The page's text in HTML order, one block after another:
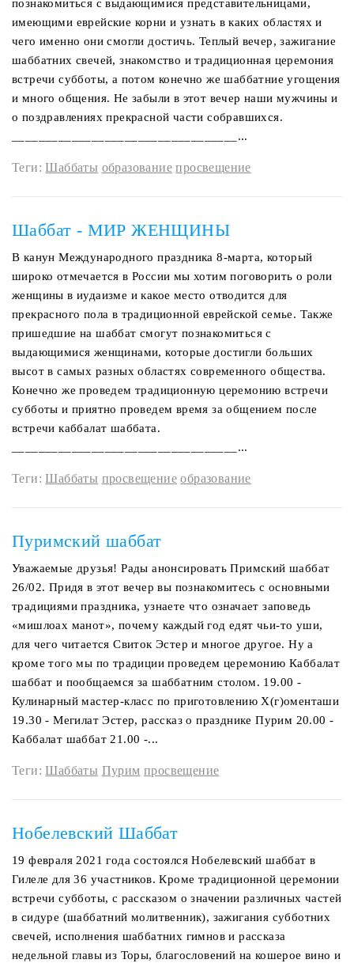
познакомиться с выдающимися представительницами,
имеющими еврейские корни и узнать в каких областях и
чего именно они смогли достичь. Теплый вечер, зажигание
шаббатних свечей, знакомство и традиционная церемония
встречи субботы, а потом конечно же шаббатние угощения
и много общения. Не забыли в этот вечер наши мужчины и
о поздравлениях прекрасной части собравшихся.
__________________________________...
Теги:Шаббаты образование просвещение
Шаббат - МИР ЖЕНЩИНЫ
В канун Международного праздника 8-марта, который
широко отмечается в России мы хотим поговорить о роли
женщины в иудаизме и какое место отводится для
прекрасного пола в традиционной еврейской семье. Также
пришедшие на шаббат смогут познакомиться с
выдающимися женщинами, которые достигли больших
высот в самых разных областях современного общества.
Конечно же проведем традиционную церемонию встречи
субботы и приятно проведем время за общением после
встречи каббалат шаббата.
__________________________________...
Теги:Шаббаты просвещение образование
Пуримский шаббат
Уважаемые друзья! Рады анонсировать Примский шаббат
26/02. Придя в этот вечер вы познакомитесь с основными
традициями праздника, узнаете что означает заповедь
«мишлоах манот», почему каждый год едят чьи-то уши,
для чего читается Свиток Эстер и многое другое. Ну а
кроме того мы по традиции проведем церемонию Каббалат
шаббат и пообщаемся за шаббатним столом. 19.00 -
Кулинарный мастер-класс по приготовлению Х(г)оменташи
19.30 - Мегилат Эстер, рассказ о празднике Пурим 20.00 -
Каббалат шаббат 21.00 -...
Теги:Шаббаты Пурим просвещение
Нобелевский Шаббат
19 февраля 2021 года состоялся Нобелевский шаббат в
Гилеле для 36 участников. Кроме традиционной церемонии
встречи субботы, с рассказом о значении различных частей
в сидуре (шаббатний молитвенник), зажигания субботних
свечей, исполнения шаббатних гимнов и рассказа
недельной главы из Торы, благословений на кошерое вино и